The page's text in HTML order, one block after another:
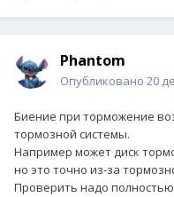
Phantom
Опубликовано 20
Биение при торможение
тормозной системы.
Например может диск
но это точно из-за
Проверить надо